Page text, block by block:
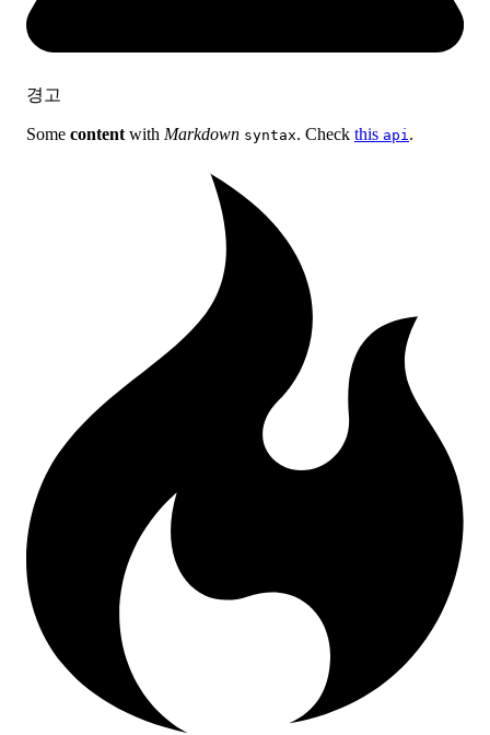
경고
Some content with Markdown syntax. Check this api .